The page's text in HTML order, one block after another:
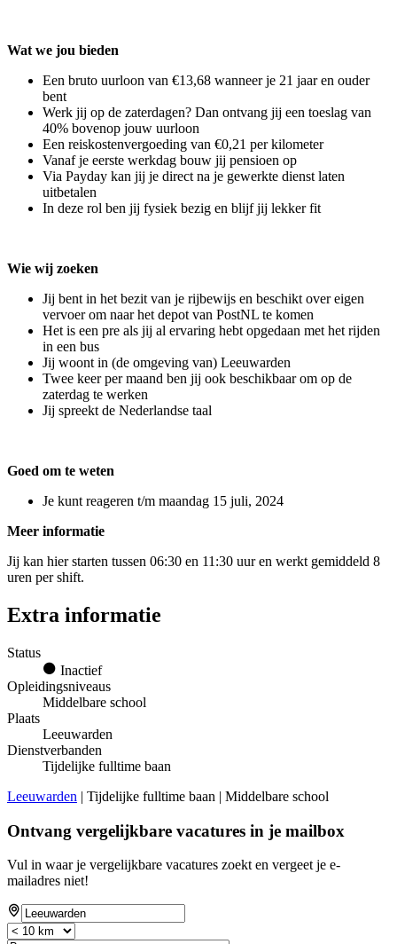
Wat we jou bieden
Een bruto uurloon van €13,68 wanneer je 21 jaar en ouder
bent
Werk jij op de zaterdagen? Dan ontvang jij een toeslag van
40% bovenop jouw uurloon
Een reiskostenvergoeding van €0,21 per kilometer
Vanaf je eerste werkdag bouw jij pensioen op
Via Payday kan jij je direct na je gewerkte dienst laten
uitbetalen
In deze rol ben jij fysiek bezig en blijf jij lekker fit
Wie wij zoeken
Jij bent in het bezit van je rijbewijs en beschikt over eigen
vervoer om naar het depot van PostNL te komen
Het is een pre als jij al ervaring hebt opgedaan met het rijden
in een bus
Jij woont in (de omgeving van) Leeuwarden
Twee keer per maand ben jij ook beschikbaar om op de
zaterdag te werken
Jij spreekt de Nederlandse taal
Goed om te weten
Je kunt reageren t/m maandag 15 juli, 2024
Meer informatie
Jij kan hier starten tussen 06:30 en 11:30 uur en werkt gemiddeld 8
uren per shift.
Extra informatie
Status
Inactief
Opleidingsniveaus
Middelbare school
Plaats
Leeuwarden
Dienstverbanden
Tijdelijke fulltime baan
Leeuwarden | Tijdelijke fulltime baan | Middelbare school
Ontvang vergelijkbare vacatures in je mailbox
Vul in waar je vergelijkbare vacatures zoekt en vergeet je e-
mailadres niet!